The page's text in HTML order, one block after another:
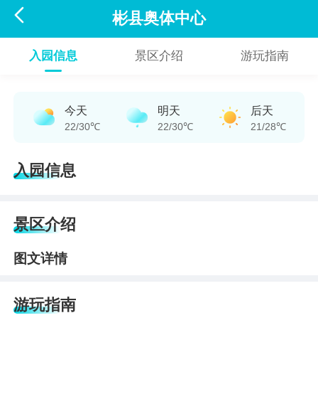
 彬县奥体中心
入园信息 景区介绍 游玩指南
今天
22/30℃
明天
22/30℃
后天
21/28℃
入园信息
景区介绍
图文详情
游玩指南